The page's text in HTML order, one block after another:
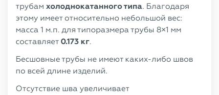
трубам холоднокатанного типа. Благодаря
этому имеет относительно небольшой вес:
масса 1 м.п. для типоразмера трубы 8×1 мм
составляет0.173 кг.
Бесшовные трубы не имеют каких-либо швов
по всей длине изделий.
Отсутствие шва увеличивает